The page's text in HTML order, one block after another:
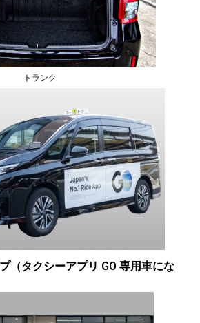
トランク
（タクシーアプリ GO 専用車にな